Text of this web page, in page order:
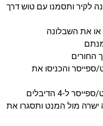
לקיר ותסמנו עם טוש דרך
או את השבלונה
והכניסו את
ל-4 הדיבלים
מול המנט ותסגרו את